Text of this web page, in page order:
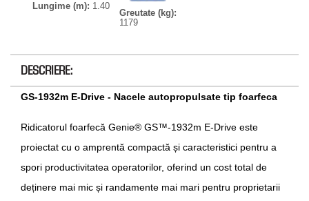
Lungime (m): 1.40
Greutate (kg):
1179
DESCRIERE:
GS-1932m E-Drive - Nacele autopropulsate tip foarfeca
Ridicatorul foarfecă Genie® GS™-1932m E-Drive este
proiectat cu o amprentă compactă și caracteristici pentru a
spori productivitatea operatorilor, oferind un cost total de
deținere mai mic și randamente mai mari pentru proprietarii